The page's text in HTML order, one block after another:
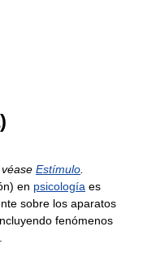
Estímulo
en psicología es
sobre los aparatos
fenómenos